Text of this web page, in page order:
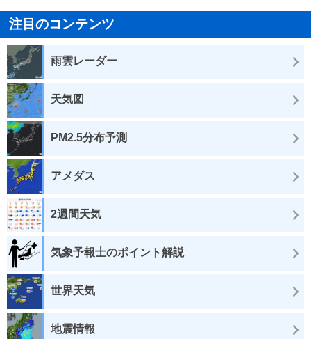
注目のコンテンツ
雨雲レーダー
天気図
PM2.5分布予測
アメダス
2週間天気
気象予報士のポイント解説
世界天気
地震情報